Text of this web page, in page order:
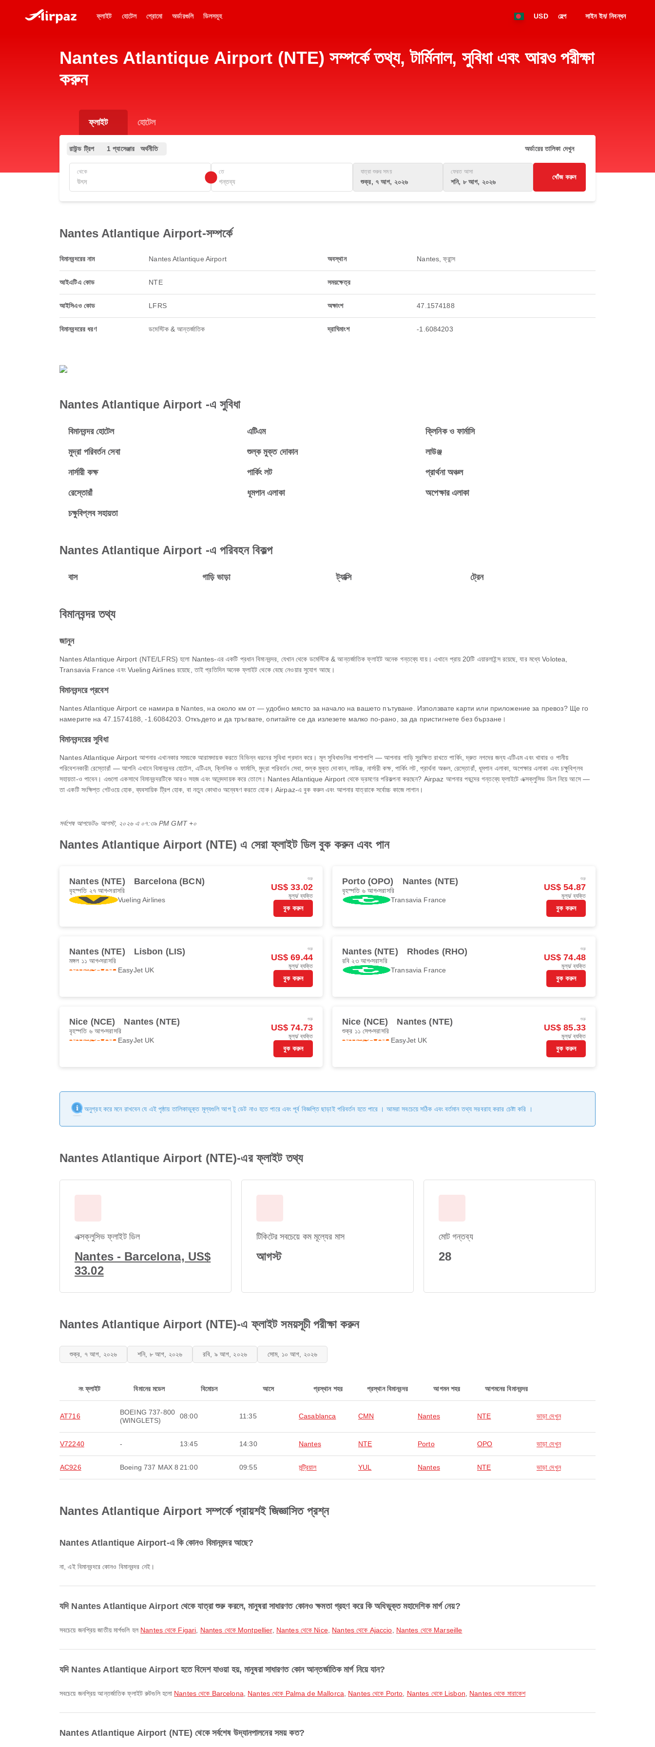
ফ্লাইট হোটেল প্রোমো অর্ডারগুলি ডিলসমূহ USD হেল্প সাইন ইন/ নিবন্ধন
Nantes Atlantique Airport (NTE) সম্পর্কে তথ্য, টার্মিনাল, সুবিধা এবং আরও পরীক্ষা
করুন
ফ্লাইট হোটেল
রাউন্ড ট্রিপ 1 প্যাসেঞ্জার অর্থনীতি অর্ডারের তালিকা দেখুন
থেকে তে যাত্রা শুরুর সময়
শুক্র, ৭ আগ, ২০২৬
ফেরত আসা
শনি, ৮ আগ, ২০২৬
খোঁজ করুন
Nantes Atlantique Airport-সম্পর্কে
বিমানবন্দরের নাম Nantes Atlantique Airport
আইএটিএ কোড NTE
আইসিএও কোড LFRS
বিমানবন্দরের ধরণ ডমেস্টিক & আন্তর্জাতিক
অবস্থান Nantes, ফ্রান্স
সময়ক্ষেত্র
অক্ষাংশ 47.1574188
দ্রাঘিমাংশ -1.6084203
Nantes Atlantique Airport -এ সুবিধা
বিমানবন্দর হোটেল এটিএম ক্লিনিক ও ফার্মাসি
মুদ্রা পরিবর্তন সেবা শুল্ক মুক্ত দোকান লাউঞ্জ
নার্সারী কক্ষ পার্কিং লট প্রার্থনা অঞ্চল
রেস্তোরাঁ ধূমপান এলাকা অপেক্ষার এলাকা
চক্ষুবিপ্লব সহায়তা
Nantes Atlantique Airport -এ পরিবহন বিকল্প
বাস গাড়ি ভাড়া ট্যাক্সি ট্রেন
বিমানবন্দর তথ্য
জানুন
Nantes Atlantique Airport (NTE/LFRS) হলো Nantes-এর একটি প্রধান বিমানবন্দর, যেখান থেকে ডমেস্টিক & আন্তর্জাতিক ফ্লাইট অনেক গন্তব্যে যায়। এখানে প্রায় 20টি এয়ারলাইন্স রয়েছে, যার মধ্যে Volotea,
Transavia France এবং Vueling Airlines রয়েছে, তাই প্রতিদিন অনেক ফ্লাইট থেকে বেছে নেওয়ার সুযোগ আছে।
বিমানবন্দরে প্রবেশ
Nantes Atlantique Airport се намира в Nantes, на около км от — удобно място за начало на вашето пътуване. Използвате карти или приложение за превоз? Ще го
намерите на 47.1574188, -1.6084203. Откъдето и да тръгвате, опитайте се да излезете малко по-рано, за да пристигнете без бързане।
বিমানবন্দরের সুবিধা
Nantes Atlantique Airport আপনার এখানকার সময়কে আরামদায়ক করতে বিভিন্ন ধরনের সুবিধা প্রদান করে। মূল সুবিধাগুলির পাশাপাশি — আপনার গাড়ি সুরক্ষিত রাখতে পার্কিং, দ্রুত নগদের জন্য এটিএম এবং খাবার ও পানীয়
পরিবেশনকারী রেস্তোরাঁ — আপনি এখানে বিমানবন্দর হোটেল, এটিএম, ক্লিনিক ও ফার্মাসি, মুদ্রা পরিবর্তন সেবা, শুল্ক মুক্ত দোকান, লাউঞ্জ, নার্সারী কক্ষ, পার্কিং লট, প্রার্থনা অঞ্চল, রেস্তোরাঁ, ধূমপান এলাকা, অপেক্ষার এলাকা এবং চক্ষুবিপ্লব
সহায়তা-ও পাবেন। এগুলো একসাথে বিমানবন্দরটিকে আরও সহজ এবং আনন্দদায়ক করে তোলে। Nantes Atlantique Airport থেকে ভ্রমণের পরিকল্পনা করছেন? Airpaz আপনার পছন্দের গন্তব্যে ফ্লাইটে এক্সক্লুসিভ ডিল নিয়ে আসে —
তা একটি সংক্ষিপ্ত গেটওয়ে হোক, ব্যবসায়িক ট্রিপ হোক, বা নতুন কোথাও অন্বেষণ করতে হোক। Airpaz-এ বুক করুন এবং আপনার যাত্রাকে সর্বোচ্চ কাজে লাগান।
সর্বশেষ আপডেট৬ আগস্ট, ২০২৬ এ ০৭:৩৯ PM GMT +০
Nantes Atlantique Airport (NTE) এ সেরা ফ্লাইট ডিল বুক করুন এবং পান
Nantes (NTE) Barcelona (BCN)
বৃহস্পতি ২৭ আগসরাসরি
Vueling Airlines
শুরু
US$ 33.02
মূল্য/ ব্যক্তি
বুক করুন
Porto (OPO) Nantes (NTE)
বৃহস্পতি ৬ আগসরাসরি
Transavia France
শুরু
US$ 54.87
মূল্য/ ব্যক্তি
বুক করুন
Nantes (NTE) Lisbon (LIS)
মঙ্গল ১১ আগসরাসরি
EasyJet UK
শুরু
US$ 69.44
মূল্য/ ব্যক্তি
বুক করুন
Nantes (NTE) Rhodes (RHO)
রবি ২৩ আগসরাসরি
Transavia France
শুরু
US$ 74.48
মূল্য/ ব্যক্তি
বুক করুন
Nice (NCE) Nantes (NTE)
বৃহস্পতি ৬ আগসরাসরি
EasyJet UK
শুরু
US$ 74.73
মূল্য/ ব্যক্তি
বুক করুন
Nice (NCE) Nantes (NTE)
শুক্র ১১ সেপসরাসরি
EasyJet UK
শুরু
US$ 85.33
মূল্য/ ব্যক্তি
বুক করুন
অনুগ্রহ করে মনে রাখবেন যে এই পৃষ্ঠায় তালিকাভুক্ত মূল্যগুলি আপ টু ডেট নাও হতে পারে এবং পূর্ব বিজ্ঞপ্তি ছাড়াই পরিবর্তন হতে পারে । আমরা সবচেয়ে সঠিক এবং বর্তমান তথ্য সরবরাহ করার চেষ্টা করি ।
Nantes Atlantique Airport (NTE)-এর ফ্লাইট তথ্য
এক্সক্লুসিভ ফ্লাইট ডিল
Nantes - Barcelona, US$
33.02
টিকিটের সবচেয়ে কম মূল্যের মাস
আগস্ট
মোট গন্তব্য
28
Nantes Atlantique Airport (NTE)-এ ফ্লাইট সময়সূচী পরীক্ষা করুন
শুক্র, ৭ আগ, ২০২৬ শনি, ৮ আগ, ২০২৬ রবি, ৯ আগ, ২০২৬ সোম, ১০ আগ, ২০২৬
নং ফ্লাইট বিমানের মডেল বিমোচন আসে প্রস্থান শহর প্রস্থান বিমানবন্দর আগমন শহর আগমনের বিমানবন্দর
AT716
BOEING 737-800
(WINGLETS)
08:00 11:35 Casablanca CMN Nantes NTE ভাড়া দেখুন
V72240 - 13:45 14:30 Nantes NTE Porto OPO ভাড়া দেখুন
AC926 Boeing 737 MAX 8 21:00 09:55 মন্ট্রিয়াল YUL Nantes NTE ভাড়া দেখুন
Nantes Atlantique Airport সম্পর্কে প্রায়শই জিজ্ঞাসিত প্রশ্ন
Nantes Atlantique Airport-এ কি কোনও বিমানবন্দর আছে?
না, এই বিমানবন্দরে কোনও বিমানবন্দর নেই।
যদি Nantes Atlantique Airport থেকে যাত্রা শুরু করলে, মানুষরা সাধারণত কোনও ক্ষমতা গ্রহণ করে কি অধিভুক্ত মহাদেশিক মার্গ নেয়?
সবচেয়ে জনপ্রিয় জাতীয় মার্গগুলি হল Nantes থেকে Figari Nantes থেকে Montpellier, Nantes থেকে Nice, Nantes থেকে Ajaccio Nantes থেকে Marseille
যদি Nantes Atlantique Airport হতে বিদেশ যাওয়া হয়, মানুষরা সাধারণত কোন আন্তর্জাতিক মার্গ নিয়ে যান?
সবচেয়ে জনপ্রিয় আন্তর্জাতিক ফ্লাইট রুটগুলি হলো Nantes থেকে Barcelona Nantes থেকে Palma de Mallorca Nantes থেকে Porto Nantes থেকে Lisbon Nantes থেকে মারাকেশ
Nantes Atlantique Airport (NTE) থেকে সর্বশেষ উদ্যানপালনের সময় কত?